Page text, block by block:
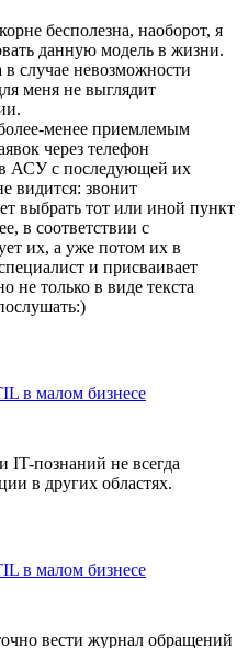
бесполезна, наоборот, я
данную модель в жизни.
случае невозможности
меня не выглядит
менее приемлемым
через телефон
АСУ с последующей их
видится: звонит
выбрать тот или иной пункт
в соответствии с
их, а уже потом их в
и присваивает
не только в виде текста
в малом бизнесе
IT-познаний не всегда
в других областях.
в малом бизнесе
вести журнал обращений